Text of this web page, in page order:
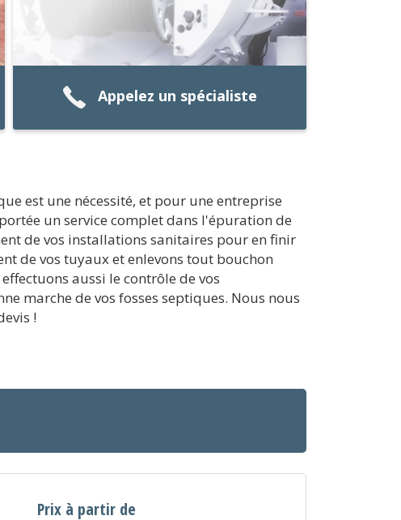
Appelez un spécialiste
est une nécessité, et pour une entreprise
un service complet dans l'épuration de
de vos installations sanitaires pour en finir
de vos tuyaux et enlevons tout bouchon
aussi le contrôle de vos
marche de vos fosses septiques. Nous nous
!
Prix à partir de